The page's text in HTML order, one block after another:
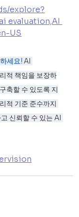
explore?
evaluation,AI
US
세요! AI
적 책임을 보장하
축할 수 있도록 지
적 기준 준수까지
신뢰할 수 있는 AI